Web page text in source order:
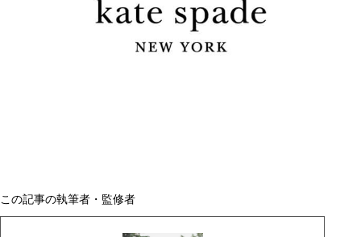
この記事の執筆者・監修者